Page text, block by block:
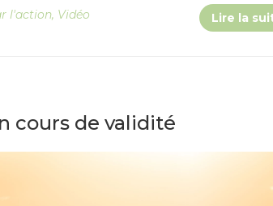
l'action, Vidéo Lire la
cours de validité